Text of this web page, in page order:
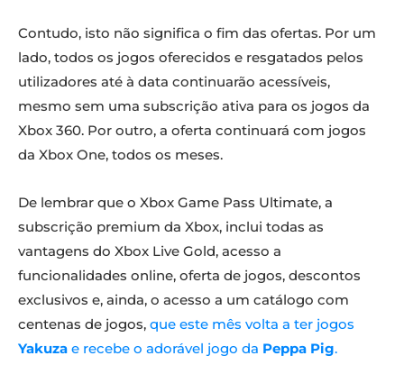
Contudo, isto não significa o fim das ofertas. Por um
lado, todos os jogos oferecidos e resgatados pelos
utilizadores até à data continuarão acessíveis,
mesmo sem uma subscrição ativa para os jogos da
Xbox 360. Por outro, a oferta continuará com jogos
da Xbox One, todos os meses.
De lembrar que o Xbox Game Pass Ultimate, a
subscrição premium da Xbox, inclui todas as
vantagens do Xbox Live Gold, acesso a
funcionalidades online, oferta de jogos, descontos
exclusivos e, ainda, o acesso a um catálogo com
centenas de jogos, que este mês volta a ter jogos
Yakuza e recebe o adorável jogo da Peppa Pig.